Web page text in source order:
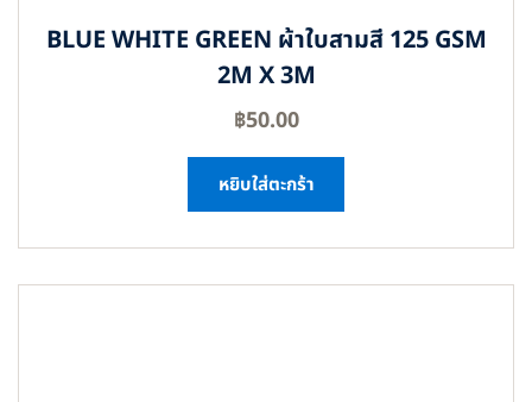
BLUE WHITE GREEN ผ้าใบสามสี 125 GSM
2M X 3M
฿50.00
หยิบใส่ตะกร้า